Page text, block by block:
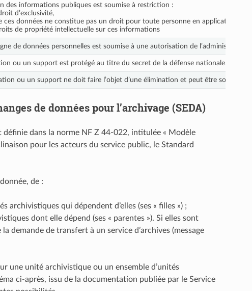
des informations publiques est soumise à restriction :
d’exclusivité,
données ne constitue pas un droit pour toute personne en application
de propriété intellectuelle sur ces informations
de données personnelles est soumise à une autorisation de l’administration
ou un support est protégé au titre du secret de la défense nationale.
ou un support ne doit faire l’objet d’une élimination et peut être soumis à
de données pour l’archivage (SEDA)
définie dans la norme NF Z 44‑022, intitulée « Modèle
pour les acteurs du service public, le Standard
de :
archivistiques qui dépendent d’elles (ses « filles ») ;
dont elle dépend (ses « parentes »). Si elles sont
demande de transfert à un service d’archives (message
une unité archivistique ou un ensemble d’unités
ci-après, issu de la documentation publiée par le Service